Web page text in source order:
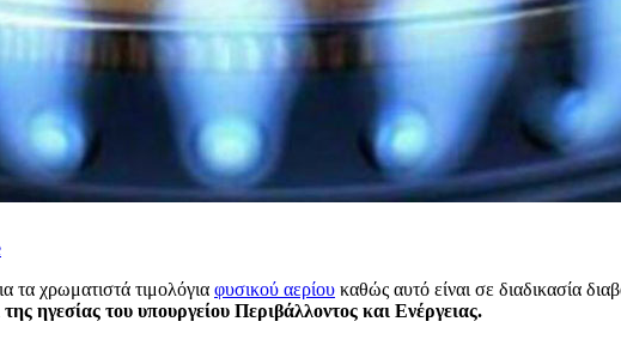
τα χρωματιστά τιμολόγια φυσικού αερίου καθώς αυτό είναι σε διαδικασία
ηγεσίας του υπουργείου Περιβάλλοντος και Ενέργειας.